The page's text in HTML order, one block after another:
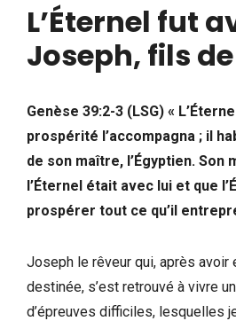
L’Éternel fut
Joseph, fils
Genèse 39:2-3 (LSG) «
prospérité l’accompagna ; il
de son maître, l’Égyptien. Son
l’Éternel était avec lui et que
prospérer tout ce qu’il
Joseph le rêveur qui, après avoir
destinée, s’est retrouvé à vivre
d’épreuves difficiles, lesquelles